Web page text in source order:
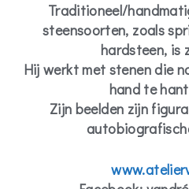
Traditioneel/
steensoorten, zoals
hardsteen, is
Hij werkt met stenen die
hand te
Zijn beelden zijn